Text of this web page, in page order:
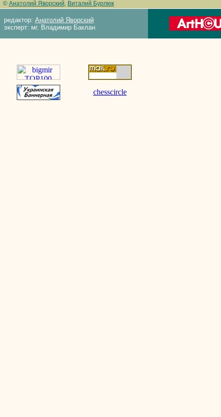
© Анатолий Яворский, Виталий Бурлюк
редактор: Анатолий Яворский
эксперт: мг. Владимир Баклан
chesscircle